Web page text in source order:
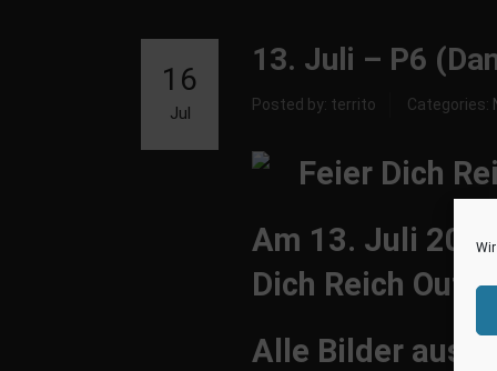
13. Juli – P6
Posted by: territo Categories:
16
Jul
Am 13. Juli
Dich Reich
Alle Bilder aus